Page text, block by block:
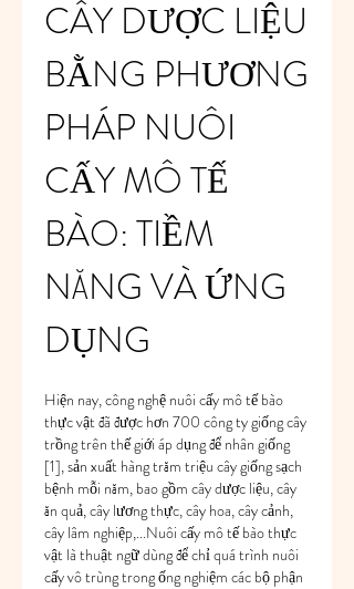
CÂY DƯỢC LIỆU
BẰNG PHƯƠNG
PHÁP NUÔI
CẤY MÔ TẾ
BÀO: TIỀM
NĂNG VÀ ỨNG
DỤNG
Hiện nay, công nghệ nuôi cấy mô tế bào
thực vật đã được hơn 700 công ty giống cây
trồng trên thế giới áp dụng để nhân giống
[1], sản xuất hàng trăm triệu cây giống sạch
bệnh mỗi năm, bao gồm cây dược liệu, cây
ăn quả, cây lương thực, cây hoa, cây cảnh,
cây lâm nghiệp,...Nuôi cấy mô tế bào thực
vật là thuật ngữ dùng để chỉ quá trình nuôi
cấy vô trùng trong ống nghiệm các bộ phận